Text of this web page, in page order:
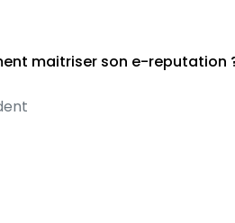
maitriser son e-reputation